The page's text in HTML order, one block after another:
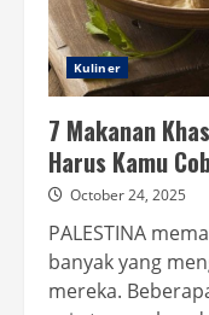
Kuliner
7 Makanan
Harus Kamu
October 24, 2025
PALESTINA
banyak yang
mereka.